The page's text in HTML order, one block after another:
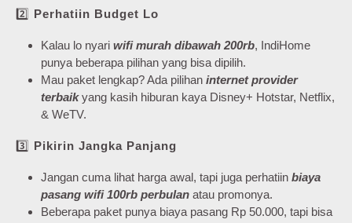
2️⃣ Perhatiin Budget Lo
Kalau lo nyari wifi murah dibawah 200rb, IndiHome
punya beberapa pilihan yang bisa dipilih.
Mau paket lengkap? Ada pilihan internet provider
terbaikyang kasih hiburan kaya Disney+ Hotstar, Netflix,
& WeTV.
3️⃣ Pikirin Jangka Panjang
Jangan cuma lihat harga awal, tapi juga perhatiin biaya
pasang wifi 100rb perbulan atau promonya.
Beberapa paket punya biaya pasang Rp 50.000, tapi bisa